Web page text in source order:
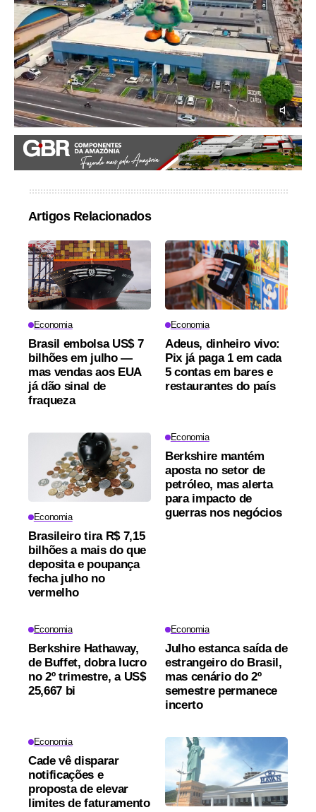
Artigos Relacionados
Economia
Brasil embolsa US$ 7
bilhões em julho —
mas vendas aos EUA
já dão sinal de
fraqueza
Economia
Adeus, dinheiro vivo:
Pix já paga 1 em cada
5 contas em bares e
restaurantes do país
Economia
Brasileiro tira R$ 7,15
bilhões a mais do que
deposita e poupança
fecha julho no
vermelho
Economia
Berkshire mantém
aposta no setor de
petróleo, mas alerta
para impacto de
guerras nos negócios
Economia
Berkshire Hathaway,
de Buffet, dobra lucro
no 2º trimestre, a US$
25,667 bi
Economia
Julho estanca saída de
estrangeiro do Brasil,
mas cenário do 2º
semestre permanece
incerto
Economia
Cade vê disparar
notificações e
proposta de elevar
limites de faturamento